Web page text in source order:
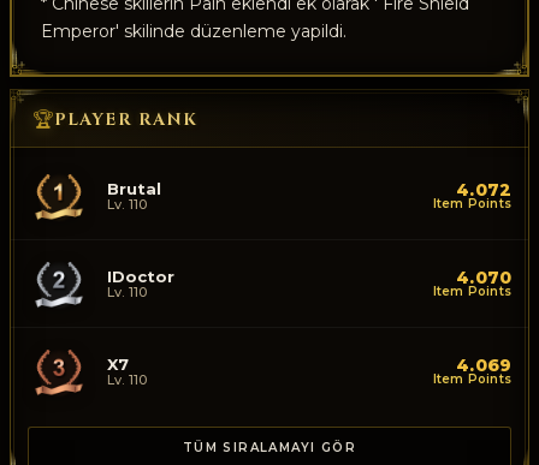
🏆PLAYER RANK
Brutal
Lv. 110
4.072
Item Points
IDoctor
Lv. 110
4.070
Item Points
X7
Lv. 110
4.069
Item Points
TÜM SIRALAMAYI GÖR
Emperor' skilinde düzenleme yapildi.